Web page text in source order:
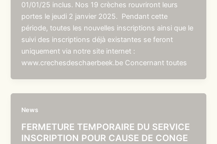
01/01/25 inclus. Nos 19 crèches rouvriront leurs
portes le jeudi 2 janvier 2025. Pendant cette
période, toutes les nouvelles inscriptions ainsi que le
suivi des inscriptions déjà existantes se feront
uniquement via notre site internet :
www.crechesdeschaerbeek.be Concernant toutes
News
FERMETURE TEMPORAIRE DU SERVICE
INSCRIPTION POUR CAUSE DE CONGE